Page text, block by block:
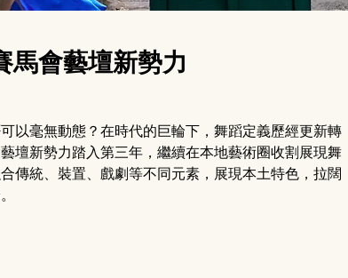
馬會藝壇新勢力
以毫無動態？在時代的巨輪下，舞蹈定義歷經更新轉
壇新勢力踏入第三年，繼續在本地藝術圈收割展現舞
傳統、裝置、戲劇等不同元素，展現本土特色，拉闊